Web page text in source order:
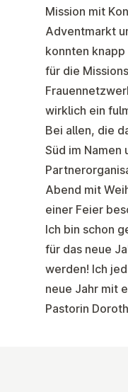
Mission mit
Adventmarkt
konnten
für die
wirklich ein
Bei allen, die
Süd im Namen
Abend mit
einer Feier
Ich bin schon
für das neue
werden! Ich
neue Jahr mit
Pastorin